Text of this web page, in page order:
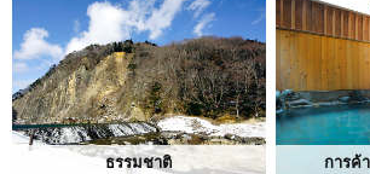
ธรรมชาติ การค้